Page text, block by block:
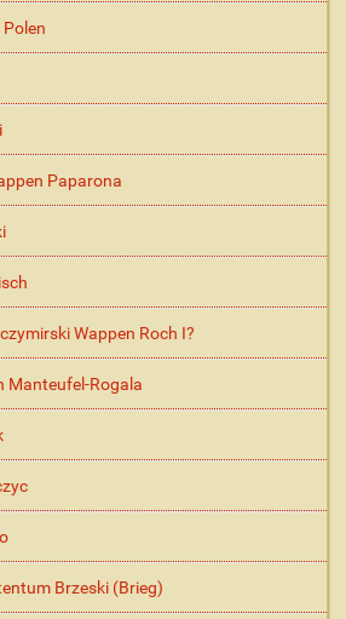
Paparona
Wappen Roch I?
Manteufel-Rogala
Brzeski (Brieg)